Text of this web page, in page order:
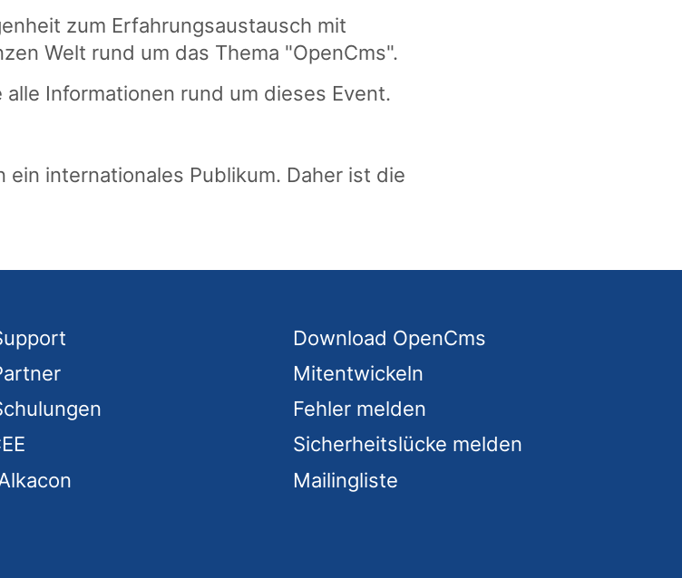
zum Erfahrungsaustausch mit
Welt rund um das Thema "OpenCms".
alle Informationen rund um dieses Event.
ein internationales Publikum. Daher ist die
Download OpenCms
Mitentwickeln
Fehler melden
Sicherheitslücke melden
Mailingliste